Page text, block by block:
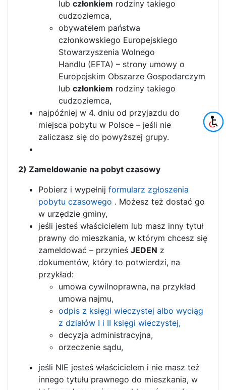
lub członkiem rodziny takiego
cudzoziemca,
obywatelem państwa
członkowskiego Europejskiego
Stowarzyszenia Wolnego
Handlu (EFTA) – strony umowy o
Europejskim Obszarze Gospodarczym
lub członkiem rodziny takiego
cudzoziemca,
najpóźniej w 4. dniu od przyjazdu do
miejsca pobytu w Polsce – jeśli nie
zaliczasz się do powyższej grupy.
2) Zameldowanie na pobyt czasowy
Pobierz i wypełnij formularz zgłoszenia
pobytu czasowego . Możesz też dostać go
w urzędzie gminy,
jeśli jesteś właścicielem lub masz inny tytuł
prawny do mieszkania, w którym chcesz się
zameldować – przynieś JEDEN z
dokumentów, który to potwierdzi, na
przykład:
umowa cywilnoprawna, na przykład
umowa najmu,
odpis z księgi wieczystej albo wyciąg
z działów I i II księgi wieczystej,
decyzja administracyjna,
orzeczenie sądu,
jeśli NIE jesteś właścicielem i nie masz też
innego tytułu prawnego do mieszkania, w